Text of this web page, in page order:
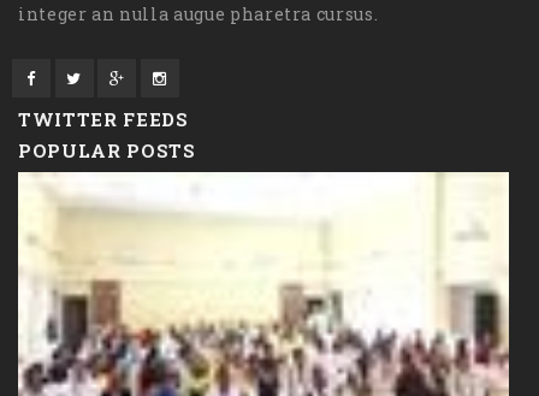
integer an nulla augue pharetra cursus.
TWITTER FEEDS
POPULAR POSTS